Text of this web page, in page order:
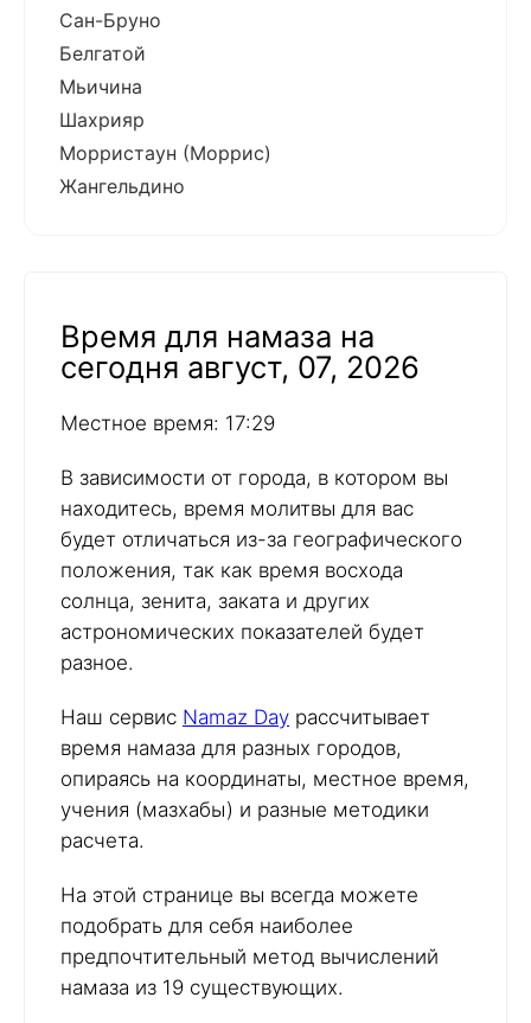
Сан-Бруно
Белгатой
Мьичина
Шахрияр
Морристаун (Моррис)
Жангельдино
Время для намаза на
сегодня август, 07, 2026
Местное время: 17:29
В зависимости от города, в котором вы
находитесь, время молитвы для вас
будет отличаться из-за географического
положения, так как время восхода
солнца, зенита, заката и других
астрономических показателей будет
разное.
Наш сервис Namaz Day рассчитывает
время намаза для разных городов,
опираясь на координаты, местное время,
учения (мазхабы) и разные методики
расчета.
На этой странице вы всегда можете
подобрать для себя наиболее
предпочтительный метод вычислений
намаза из 19 существующих.